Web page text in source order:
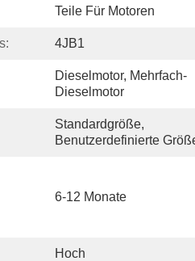
Teile Für Motoren
4JB1
Dieselmotor, Mehrfach-
Dieselmotor
Standardgröße,
Benutzerdefinierte
6-12 Monate
Hoch